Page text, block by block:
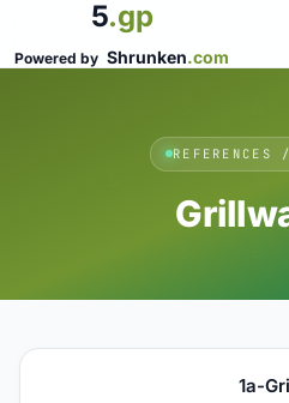
5.gp
Powered by Shrunken.com
REFERENCES
1a-